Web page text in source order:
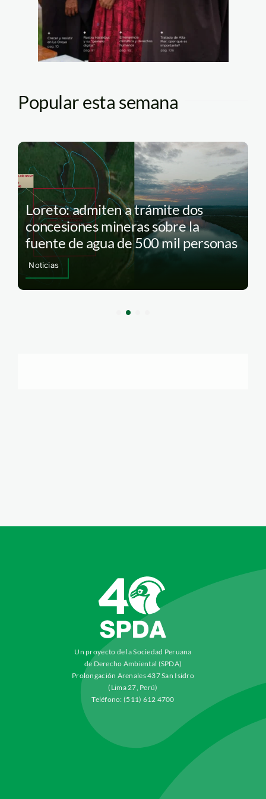
Popular esta semana
Loreto: admiten a trámite dos
concesiones mineras sobre la
fuente de agua de 500 mil personas
Noticias
Un proyecto de la Sociedad Peruana
de Derecho Ambiental (SPDA)
Prolongación Arenales 437 San Isidro
(Lima 27, Perú)
Teléfono: (511) 612 4700